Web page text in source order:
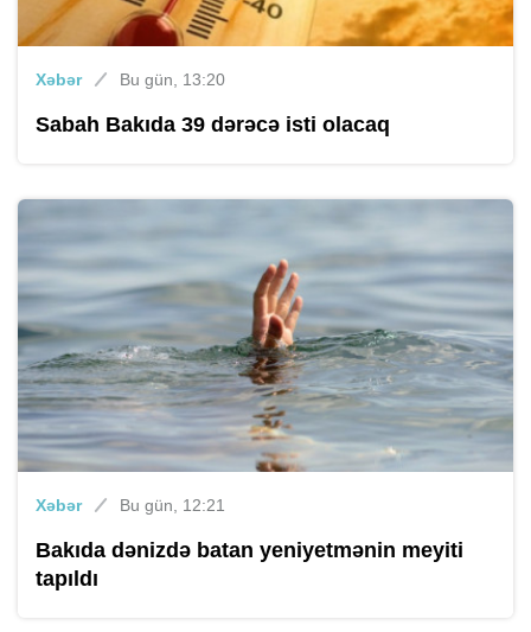
Xəbər Bu gün, 13:20
Sabah Bakıda 39 dərəcə isti olacaq
Xəbər Bu gün, 12:21
Bakıda dənizdə batan yeniyetmənin meyiti
tapıldı